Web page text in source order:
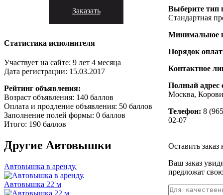
Заказать
Статистика исполнителя
Участвует на сайте: 9 лет 4 месяца
Дата регистрации: 15.03.2017
Рейтинг объявления:
Возраст объявления: 140 баллов
Оплата и продление объявления: 50 баллов
Заполнение полей формы: 0 баллов
Итого: 190 баллов
Другие Автовышки
Автовышка в аренду.
Автовышка 22 м
Выберите тип
Стандартная
Минимальное
Порядок
Контактное
Полный адрес
Москва,
Телефон: 8
02-07
Оставить
Ваш заказ
предложат